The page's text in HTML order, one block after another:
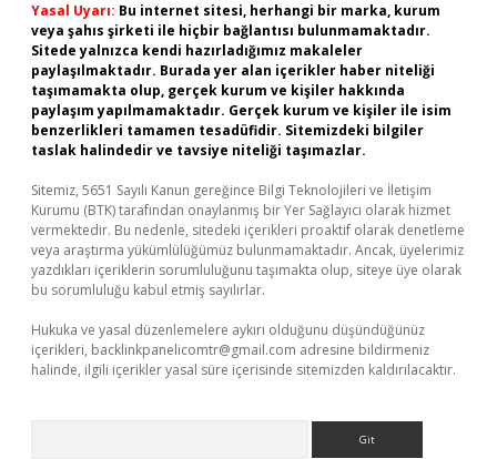
Yasal Uyarı: Bu internet sitesi, herhangi bir marka, kurum
veya şahıs şirketi ile hiçbir bağlantısı bulunmamaktadır.
Sitede yalnızca kendi hazırladığımız makaleler
paylaşılmaktadır. Burada yer alan içerikler haber niteliği
taşımamakta olup, gerçek kurum ve kişiler hakkında
paylaşım yapılmamaktadır. Gerçek kurum ve kişiler ile isim
benzerlikleri tamamen tesadüfidir. Sitemizdeki bilgiler
taslak halindedir ve tavsiye niteliği taşımazlar.
Sitemiz, 5651 Sayılı Kanun gereğince Bilgi Teknolojileri ve İletişim
Kurumu (BTK) tarafından onaylanmış bir Yer Sağlayıcı olarak hizmet
vermektedir. Bu nedenle, sitedeki içerikleri proaktif olarak denetleme
veya araştırma yükümlülüğümüz bulunmamaktadır. Ancak, üyelerimiz
yazdıkları içeriklerin sorumluluğunu taşımakta olup, siteye üye olarak
bu sorumluluğu kabul etmiş sayılırlar.
Hukuka ve yasal düzenlemelere aykırı olduğunu düşündüğünüz
içerikleri, backlinkpanelicomtr@gmail.com adresine bildirmeniz
halinde, ilgili içerikler yasal süre içerisinde sitemizden kaldırılacaktır.